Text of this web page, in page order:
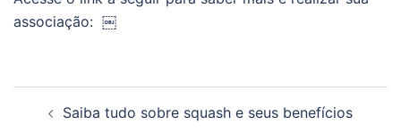
associação: ￼
Saiba tudo sobre squash e seus benefícios